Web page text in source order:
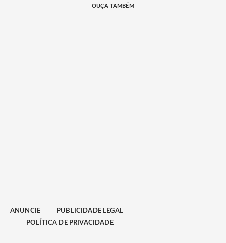
OUÇA TAMBÉM
ANUNCIE
PUBLICIDADE LEGAL
POLÍTICA DE PRIVACIDADE